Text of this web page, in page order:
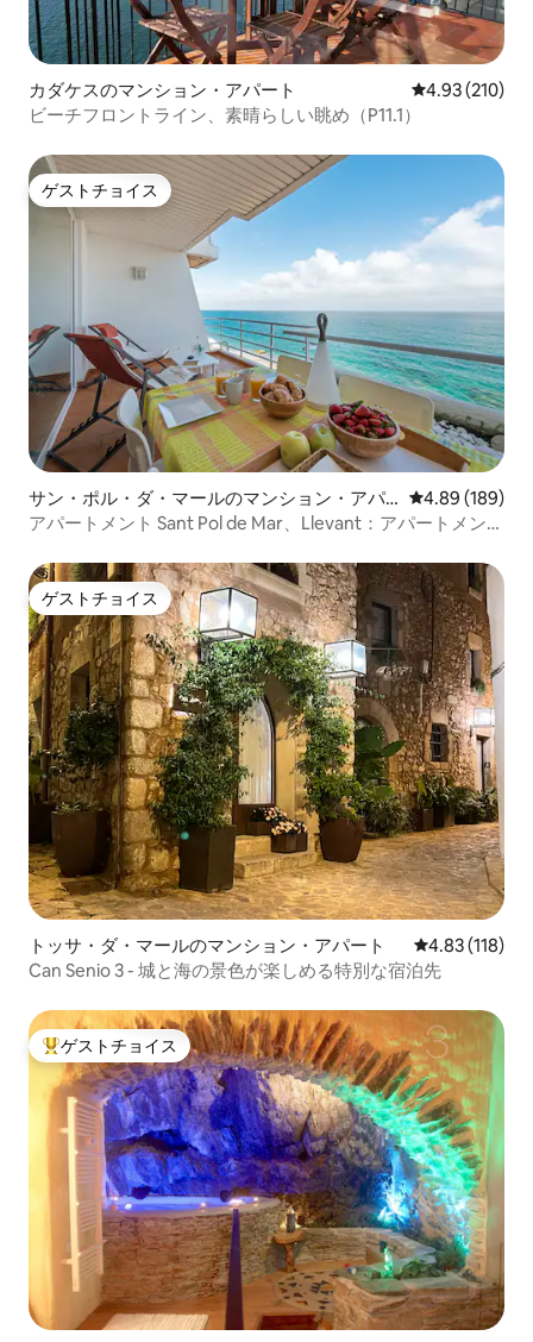
カダケスのマンション・アパート レビュー210
4.93 (210)
ビーチフロントライン、素晴らしい眺め（P11.1）
ゲストチョイス
ゲストチョイス
サン・ポル・ダ・マールのマンション・アパ
ート
レビュー189
4.89 (189)
アパートメント Sant Pol de Mar、Llevant：アパートメン
ゲストチョイス
ゲストチョイス
トッサ・ダ・マールのマンション・アパート レビュー118
4.83 (118)
Can Senio 3 - 城と海の景色が楽しめる特別な宿泊先
大好評のゲストチョイスです。
ゲストチョイス